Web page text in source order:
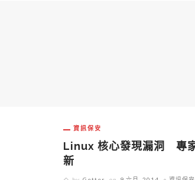
資訊保安
Linux 核心發現漏洞 專
新